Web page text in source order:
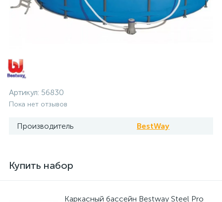
Артикул: 56830
Пока нет отзывов
Производитель BestWay
Купить набор
Каркасный бассейн Bestway Steel Pro